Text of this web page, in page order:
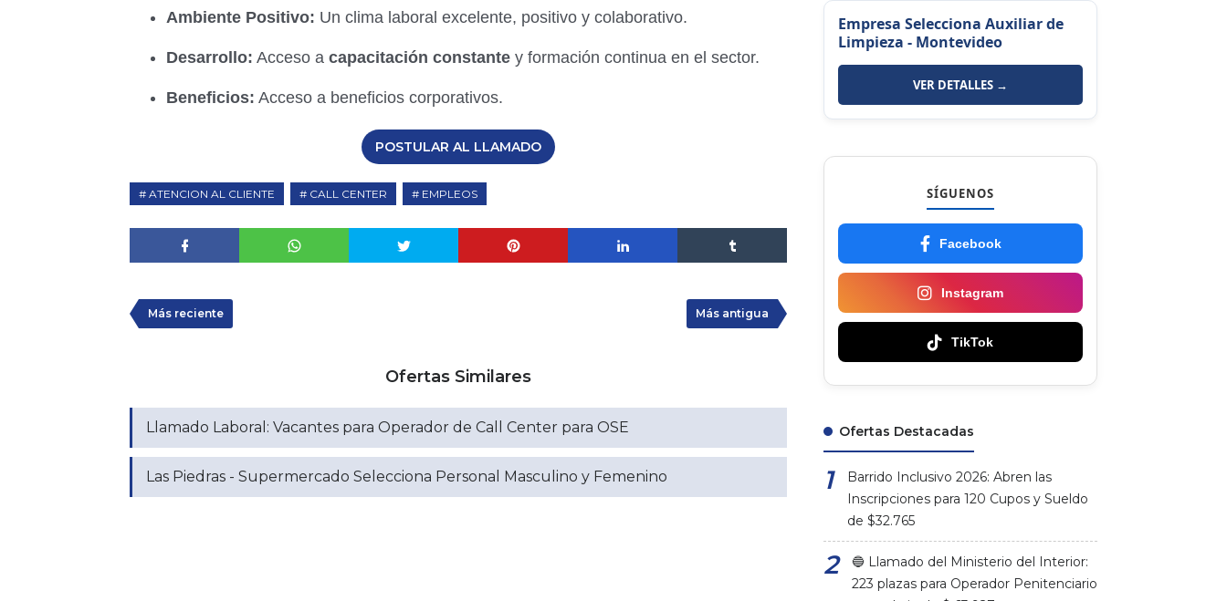
Ambiente Positivo: Un clima laboral excelente, positivo y colaborativo.
Desarrollo: Acceso a capacitación constante y formación continua en el sector.
Beneficios: Acceso a beneficios corporativos.
POSTULAR AL LLAMADO
ATENCION AL CLIENTE CALL CENTER EMPLEOS
Más reciente Más antigua
Ofertas Similares
Llamado Laboral: Vacantes para Operador de Call Center para OSE
Las Piedras - Supermercado Selecciona Personal Masculino y Femenino
Empresa Selecciona Auxiliar de
Limpieza - Montevideo
VER DETALLES →
SÍGUENOS
Facebook
Instagram
TikTok
Ofertas Destacadas
Barrido Inclusivo 2026: Abren las
Inscripciones para 120 Cupos y Sueldo
de $32.765
🔵 Llamado del Ministerio del Interior:
223 plazas para Operador Penitenciario